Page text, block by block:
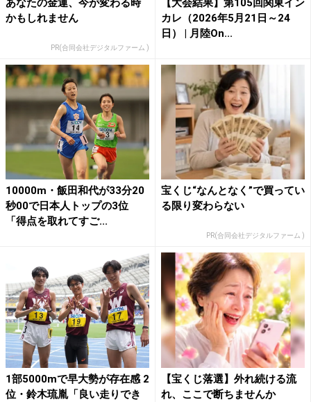
あなたの金運、今が変わる時
かもしれません
PR(合同会社デジタルファーム )
【大会結果】第105回関東イン
カレ（2026年5月21日～24
日） | 月陸On...
10000m・飯田和代が33分20
秒00で日本人トップの3位
「得点を取れてすご...
宝くじ“なんとなく”で買ってい
る限り変わらない
PR(合同会社デジタルファーム )
1部5000mで早大勢が存在感 2
位・鈴木琉胤「良い走りでき
【宝くじ落選】外れ続ける流
れ、ここで断ちませんか